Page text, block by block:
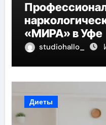
«МИРА» в Уфе
studiohallo_
Диеты